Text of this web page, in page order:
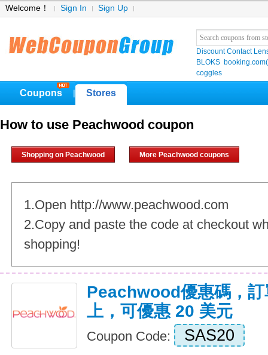
Welcome！ Sign In Sign Up
Discount Contact
BLOKS
coggles
Coupons Stores
How to use Peachwood coupon
Shopping on Peachwood More Peachwood coupons
1.Open http://www.peachwood.com
2.Copy and paste the code at checkout
shopping!
Peachwood優惠碼，
上，可優惠 20 美元
Coupon Code: SAS20